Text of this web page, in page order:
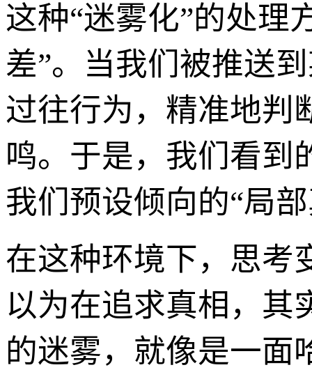
这种“迷雾化”的处理
差”。当我们被推送
过往行为，精准地判
鸣。于是，我们看到
我们预设倾向的“局
在这种环境下，思考
以为在追求真相，其
的迷雾，就像是一面